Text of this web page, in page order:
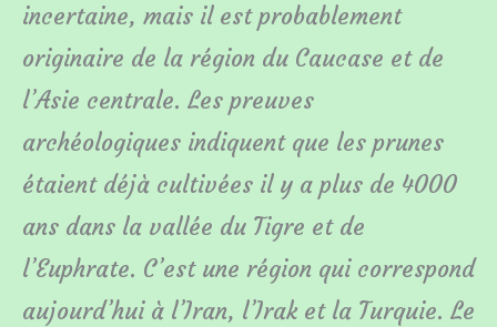
incertaine, mais il est probablement
originaire de la région du Caucase et de
l’Asie centrale. Les preuves
archéologiques indiquent que les prunes
étaient déjà cultivées il y a plus de 4000
ans dans la vallée du Tigre et de
l’Euphrate. C’est une région qui correspond
aujourd’hui à l’Iran, l’Irak et la Turquie. Le